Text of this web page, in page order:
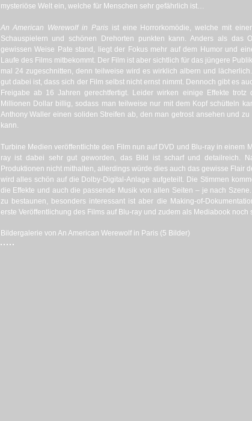
mysteriöse Welt ein, welche für Menschen sehr gefährlich ist…
An American Werewolf in Parisist eine Horrorkomödie, welche mit
Schauspielern und schönen Drehorten punkten kann. Anders als das
gewissen Weise Pate stand, liegt der Fokus mehr auf dem Humor und
Laufe des Films mitbekommt. Der Film ist aber sichtlich für das jüngere
mal 24 zugeschnitten, denn teilweise wird es wirklich albern und
gut dabei ist, dass sich der Film selbst nicht ernst nimmt. Dennoch gibt es
Freigabe ab 16 Jahren gerechtfertigt. Leider wirken einige Effekte
Millionen Dollar billig, sodass man teilweise nur mit dem Kopf schütteln
Anthony Waller einen soliden Streifen ab, den man getrost ansehen und
kann.
Turbine Medien veröffentlichte den Film nun auf DVD und Blu-ray in einem
ray ist dabei sehr gut geworden, das Bild ist scharf und detailreich.
Produktionen nicht mithalten, allerdings würde dies auch das gewisse Flair
wird alles schön auf die Dolby-Digital-Anlage aufgeteilt. Die Stimmen
die Effekte und auch die passende Musik von allen Seiten – je nach
zu bestaunen, besonders interessant ist aber die Making-of-
erste Veröffentlichung des Films auf Blu-ray und zudem als Mediabook noch
Bildergalerie von An American Werewolf in Paris (5 Bilder)